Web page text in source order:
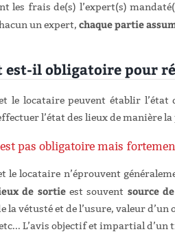
les frais de(s) l’expert(s)
un expert, chaque partie
est-il obligatoire pour
le locataire peuvent établir
l’état des lieux de manière
pas obligatoire mais
le locataire n’éprouvent
de sortieest souvent source
la vétusté et de l’usure, valeur d’un
L’avis objectif et impartial